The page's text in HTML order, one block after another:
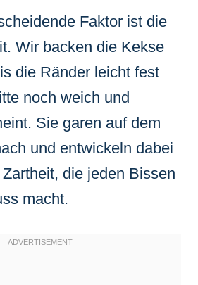
Faktor ist die
Wir backen die Kekse
die Ränder leicht fest
noch weich und
Sie garen auf dem
und entwickeln dabei
die jeden Bissen
macht.